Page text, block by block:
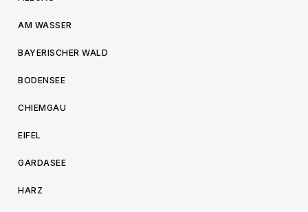
AM WASSER
BAYERISCHER WALD
BODENSEE
CHIEMGAU
EIFEL
GARDASEE
HARZ